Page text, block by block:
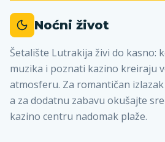
Noćni život
Šetalište Lutrakija živi do kasno:
muzika i poznati kazino kreiraju
atmosferu. Za romantičan
a za dodatnu zabavu okušajte
kazino centru nadomak plaže.